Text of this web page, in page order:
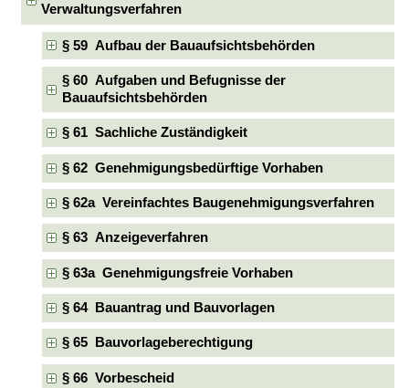
Verwaltungsverfahren
§ 59 Aufbau der Bauaufsichtsbehörden
§ 60 Aufgaben und Befugnisse der
Bauaufsichtsbehörden
§ 61 Sachliche Zuständigkeit
§ 62 Genehmigungsbedürftige Vorhaben
§ 62a Vereinfachtes Baugenehmigungsverfahren
§ 63 Anzeigeverfahren
§ 63a Genehmigungsfreie Vorhaben
§ 64 Bauantrag und Bauvorlagen
§ 65 Bauvorlageberechtigung
§ 66 Vorbescheid